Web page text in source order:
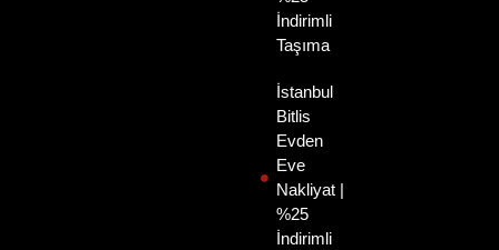
İndirimli
Taşıma
İstanbul
Bitlis
Evden
Eve
Nakliyat |
%25
İndirimli